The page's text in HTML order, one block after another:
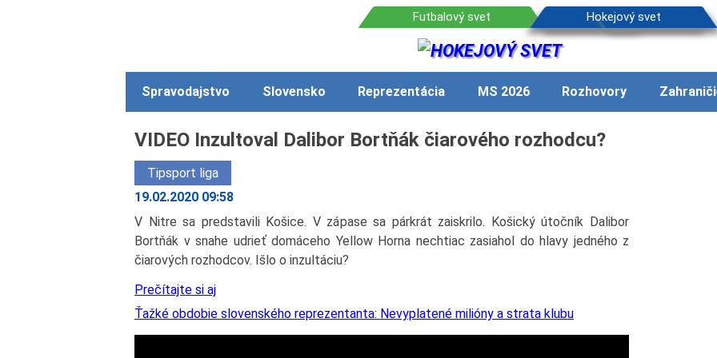
Spravodajstvo Slovensko Reprezentácia MS 2026 Rozhovory
VIDEO Inzultoval Dalibor Bortňák čiarového rozhodcu?
Tipsport liga
19.02.2020 09:58
V Nitre sa predstavili Košice. V zápase sa párkrát zaiskrilo. Košický útočník Dalibor
Bortňák v snahe udrieť domáceho Yellow Horna nechtiac zasiahol do hlavy jedného z
čiarových rozhodcov. Išlo o inzultáciu?
Prečítajte si aj
Ťažké obdobie slovenského reprezentanta: Nevyplatené milióny a strata klubu